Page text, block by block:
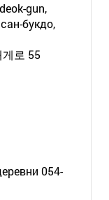
gun,
букдо,
로 55
054-